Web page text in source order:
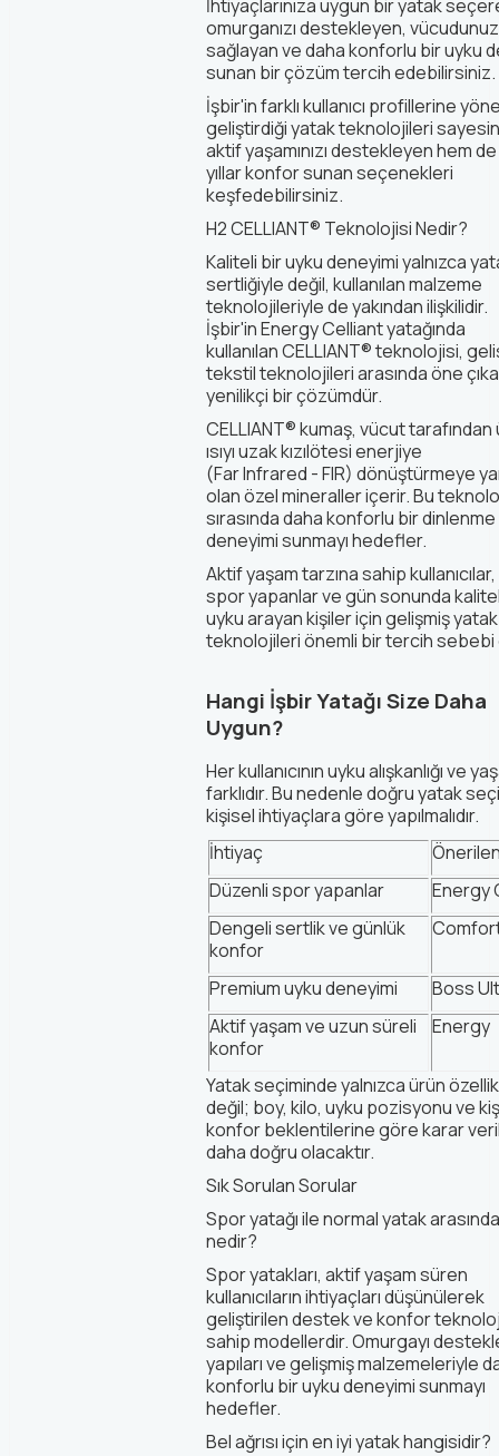
İhtiyaçlarınıza uygun bir yatak
omurganızı destekleyen,
sağlayan ve daha konforlu bir uyku
sunan bir çözüm tercih edebilirsiniz.
İşbir'in farklı kullanıcı profillerine
geliştirdiği yatak teknolojileri
aktif yaşamınızı destekleyen hem
yıllar konfor sunan seçenekleri
keşfedebilirsiniz.
H2 CELLIANT® Teknolojisi Nedir?
Kaliteli bir uyku deneyimi yalnızca
sertliğiyle değil, kullanılan malzeme
teknolojileriyle de yakından ilişkilidir.
İşbir'inEnergyCelliantyatağında
kullanılanCELLIANT® teknolojisi,
tekstil teknolojileri arasında öne
yenilikçi bir çözümdür.
CELLIANT® kumaş, vücut
ısıyı uzak kızılötesi enerjiye
(FarInfrared -FIR) dönüştürmeye
olan özel mineraller içerir. Bu
sırasında daha konforlu bir dinlenme
deneyimi sunmayı hedefler.
Aktif yaşam tarzına sahip
spor yapanlar ve gün sonunda
uyku arayan kişiler için gelişmiş yatak
teknolojileri önemli bir tercih sebebi
Hangi İşbir Yatağı Size Daha
Uygun?
Her kullanıcının uyku alışkanlığı ve
farklıdır. Bu nedenle doğru yatak
kişisel ihtiyaçlara göre yapılmalıdır.
İhtiyaç
Düzenli spor yapanlar
Energy
Dengeli sertlik ve günlük
konfor
Premium uyku deneyimi Boss
Aktif yaşam ve uzun süreli
konfor
Energy
Yatak seçiminde yalnızca ürün
değil; boy, kilo, uyku pozisyonu ve
konfor beklentilerine göre karar
daha doğru olacaktır.
Sık Sorulan Sorular
Spor yatağı ile normal yatak
nedir?
Spor yatakları, aktif yaşam süren
kullanıcıların ihtiyaçları düşünülerek
geliştirilen destek ve konfor
sahip modellerdir. Omurgayı
yapıları ve gelişmiş malzemeleriyle
konforlu bir uyku deneyimi sunmayı
hedefler.
Bel ağrısı için en iyi yatak hangisidir?